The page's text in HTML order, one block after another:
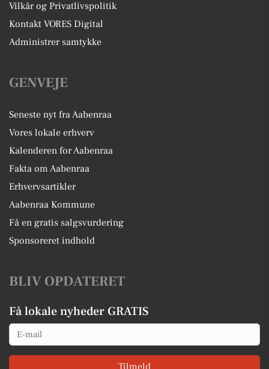
Vilkår og Privatlivspolitik
Kontakt VORES Digital
Administrer samtykke
GENVEJE
Seneste nyt fra Aabenraa
Vores lokale erhverv
Kalenderen for Aabenraa
Fakta om Aabenraa
Erhvervsartikler
Aabenraa Kommune
Få en gratis salgsvurdering
Sponsoreret indhold
BLIV OPDATERET
Få lokale nyheder GRATIS
Email
Tilmeld